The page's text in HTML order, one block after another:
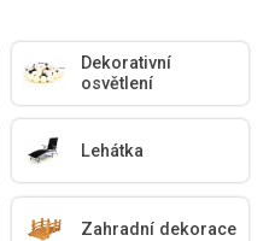
Dekorativní
osvětlení
Lehátka
Zahradní dekorace